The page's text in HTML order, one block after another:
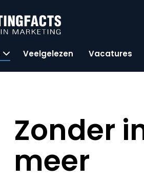
Veelgelezen Vacatures
Zonder
meer